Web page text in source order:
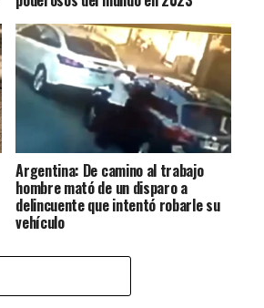
Argentina: De camino al trabajo
hombre mató de un disparo a
delincuente que intentó robarle su
vehículo